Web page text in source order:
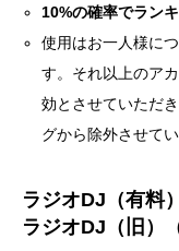
10%の確率でラン
使用はお一人様に
す。それ以上のア
効とさせていただ
グから除外させて
ラジオDJ（有料）
ラジオDJ（旧）